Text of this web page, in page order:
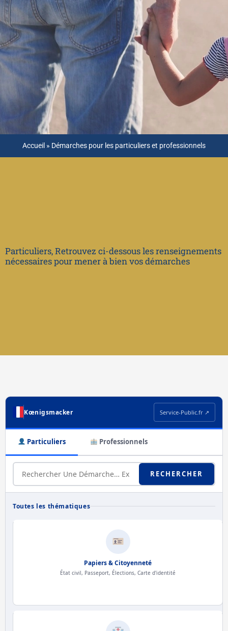
Accueil » Démarches pour les particuliers et professionnels
Particuliers, Retrouvez ci-dessous les renseignements
nécessaires pour mener à bien vos démarches
Kœnigsmacker Service-Public.fr ↗
Particuliers Professionnels
RECHERCHER
Toutes les thématiques
Papiers & Citoyenneté
État civil, Passeport, Élections, Carte d'identité